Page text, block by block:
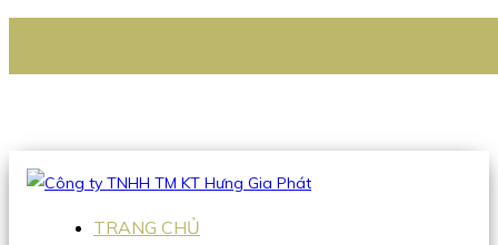
Hotline:0938 336 079
TRANG CHỦ